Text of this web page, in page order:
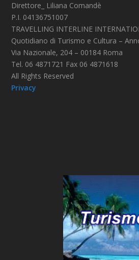
Direttore_ Liliana Comandè
P.I. 04136751007
TRAVELLING INTERLINE
Quotidiano di Turismo e Cultura –
Via Nazionale, 204 – 00184 Roma
Tel. 06 4871721 Fax 06 4871618
All Rights Reserved
Privacy